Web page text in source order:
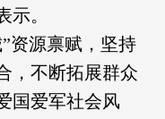
示。
资源禀赋，坚持
，不断拓展群众
国爱军社会风